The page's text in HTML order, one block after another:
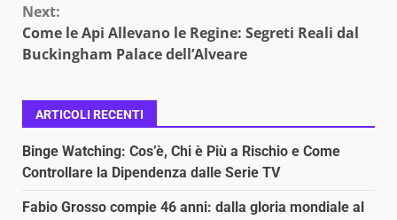
Next:
Come le Api Allevano le Regine: Segreti Reali dal
Buckingham Palace dell’Alveare
ARTICOLI RECENTI
Binge Watching: Cos’è, Chi è Più a Rischio e Come
Controllare la Dipendenza dalle Serie TV
Fabio Grosso compie 46 anni: dalla gloria mondiale al